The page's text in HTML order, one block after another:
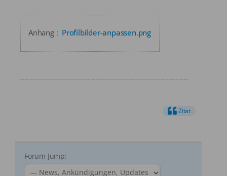
Anhang : Profilbilder-anpassen.png
Zitat
Forum Jump: